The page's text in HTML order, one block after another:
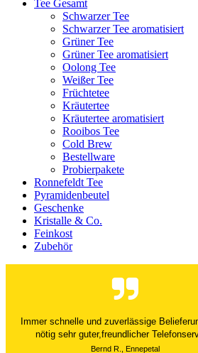
Tee Gesamt
Schwarzer Tee
Schwarzer Tee aromatisiert
Grüner Tee
Grüner Tee aromatisiert
Oolong Tee
Weißer Tee
Früchtetee
Kräutertee
Kräutertee aromatisiert
Rooibos Tee
Cold Brew
Bestellware
Probierpakete
Ronnefeldt Tee
Pyramidenbeutel
Geschenke
Kristalle & Co.
Feinkost
Zubehör
Der Versand ist immer innerhalb von 24
abgewickelt. Grossartig. Ich liebe die
Alubeutel.